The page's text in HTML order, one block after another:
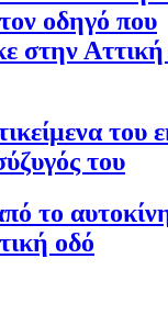
οδηγό που
στην
του
του
το
οδό